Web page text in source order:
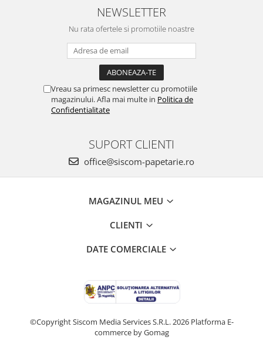
NEWSLETTER
Nu rata ofertele si promotiile noastre
Vreau sa primesc newsletter cu promotiile
magazinului. Afla mai multe in Politica de
Confidentialitate
SUPORT CLIENTI
office@siscom-papetarie.ro
MAGAZINUL MEU
CLIENTI
DATE COMERCIALE
©Copyright Siscom Media Services S.R.L. 2026 Platforma E-
commerce by Gomag